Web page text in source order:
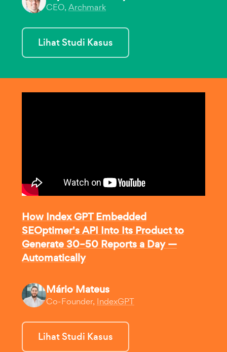
CEO,Archmark
Lihat Studi Kasus
How Index GPT Embedded
SEOptimer's API Into Its Product to
Generate 30–50 Reports a Day —
Automatically
Mário Mateus
Co-Founder, IndexGPT
Lihat Studi Kasus